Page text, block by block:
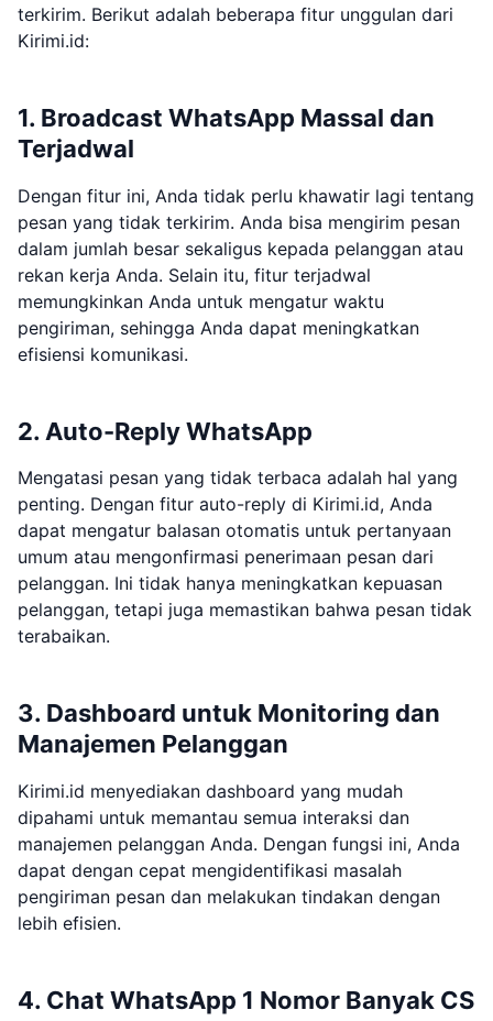
terkirim. Berikut adalah beberapa fitur unggulan dari
Kirimi.id:
1. Broadcast WhatsApp Massal dan
Terjadwal
Dengan fitur ini, Anda tidak perlu khawatir lagi tentang
pesan yang tidak terkirim. Anda bisa mengirim pesan
dalam jumlah besar sekaligus kepada pelanggan atau
rekan kerja Anda. Selain itu, fitur terjadwal
memungkinkan Anda untuk mengatur waktu
pengiriman, sehingga Anda dapat meningkatkan
efisiensi komunikasi.
2. Auto-Reply WhatsApp
Mengatasi pesan yang tidak terbaca adalah hal yang
penting. Dengan fitur auto-reply di Kirimi.id, Anda
dapat mengatur balasan otomatis untuk pertanyaan
umum atau mengonfirmasi penerimaan pesan dari
pelanggan. Ini tidak hanya meningkatkan kepuasan
pelanggan, tetapi juga memastikan bahwa pesan tidak
terabaikan.
3. Dashboard untuk Monitoring dan
Manajemen Pelanggan
Kirimi.id menyediakan dashboard yang mudah
dipahami untuk memantau semua interaksi dan
manajemen pelanggan Anda. Dengan fungsi ini, Anda
dapat dengan cepat mengidentifikasi masalah
pengiriman pesan dan melakukan tindakan dengan
lebih efisien.
4. Chat WhatsApp 1 Nomor Banyak CS